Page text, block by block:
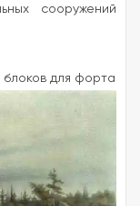
сооружений
для форта